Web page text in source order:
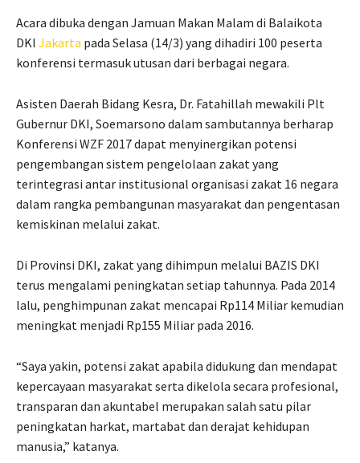
Acara dibuka dengan Jamuan Makan Malam di Balaikota
DKI Jakarta pada Selasa (14/3) yang dihadiri 100 peserta
konferensi termasuk utusan dari berbagai negara.
Asisten Daerah Bidang Kesra, Dr. Fatahillah mewakili Plt
Gubernur DKI, Soemarsono dalam sambutannya berharap
Konferensi WZF 2017 dapat menyinergikan potensi
pengembangan sistem pengelolaan zakat yang
terintegrasi antar institusional organisasi zakat 16 negara
dalam rangka pembangunan masyarakat dan pengentasan
kemiskinan melalui zakat.
Di Provinsi DKI, zakat yang dihimpun melalui BAZIS DKI
terus mengalami peningkatan setiap tahunnya. Pada 2014
lalu, penghimpunan zakat mencapai Rp114 Miliar kemudian
meningkat menjadi Rp155 Miliar pada 2016.
“Saya yakin, potensi zakat apabila didukung dan mendapat
kepercayaan masyarakat serta dikelola secara profesional,
transparan dan akuntabel merupakan salah satu pilar
peningkatan harkat, martabat dan derajat kehidupan
manusia,” katanya.